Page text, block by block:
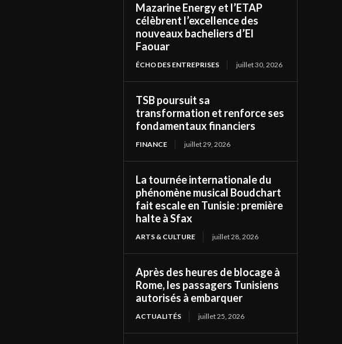
Mazarine Energy et l’ETAP
célèbrent l’excellence des
nouveaux bacheliers d’El
Faouar
ÉCHO DES ENTREPRISES juillet 30, 2026
TSB poursuit sa
transformation et renforce ses
fondamentaux financiers
FINANCE juillet 29, 2026
La tournée internationale du
phénomène musical Boudchart
fait escale en Tunisie : première
halte à Sfax
ARTS & CULTURE juillet 28, 2026
Après des heures de blocage à
Rome, les passagers Tunisiens
autorisés à embarquer
ACTUALITÉS juillet 25, 2026